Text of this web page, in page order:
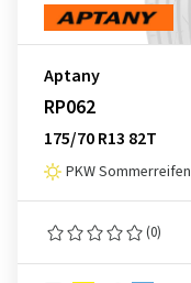
Aptany
RP062
175/70 R13 82T
PKW Sommerreifen
(0)